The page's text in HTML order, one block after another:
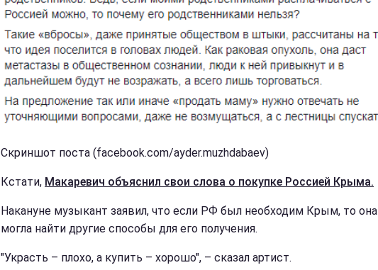
Скриншот поста (facebook.com/ayder.muzhdabaev)
Кстати, Макаревич объяснил свои слова о покупке Россией Крыма.
Накануне музыкант заявил, что если РФ был необходим Крым, то она
могла найти другие способы для его получения.
"Украсть – плохо, а купить – хорошо", – сказал артист.